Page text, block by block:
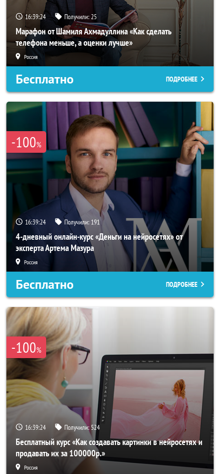
16:39:21 Получили:25
Марафон от Шамиля Ахмадуллина «Как сделать
телефона меньше, а оценки лучше»
Россия
Бесплатно ПОДРОБНЕЕ
-100%
16:39:21 Получили: 191
4-дневный онлайн-курс «Деньги на нейросетях» от
эксперта Артема Мазура
Россия
Бесплатно ПОДРОБНЕЕ
-100%
16:39:21 Получили: 524
Бесплатный курс «Как создавать картинки в нейросетях и
продавать их за 100000р.»
Россия